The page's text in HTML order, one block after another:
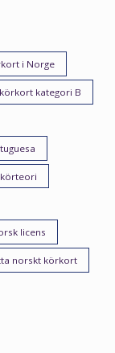
i Norge
kategori B
licens
norskt körkort